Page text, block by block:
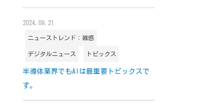
2024.09.21
ニューストレンド：雑感
デジタルニュース トピックス
半導体業界でもAIは最重要トピックスで
す。